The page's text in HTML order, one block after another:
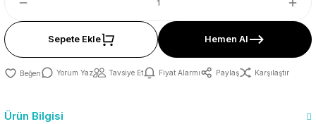
Sepete Ekle Hemen Al
Yorum Yaz Tavsiye Et Fiyat Alarmı Paylaş Karşılaştır
Ürün Bilgisi